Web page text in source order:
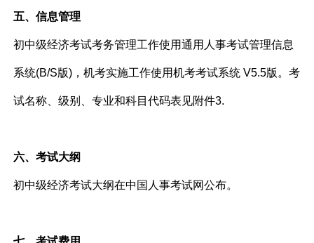
五、信息管理
初中级经济考试考务管理工作使用通用人事考试管理信息
系统(B/S版)，机考实施工作使用机考考试系统 V5.5版。考
试名称、级别、专业和科目代码表见附件3.
六、考试大纲
初中级经济考试大纲在中国人事考试网公布。